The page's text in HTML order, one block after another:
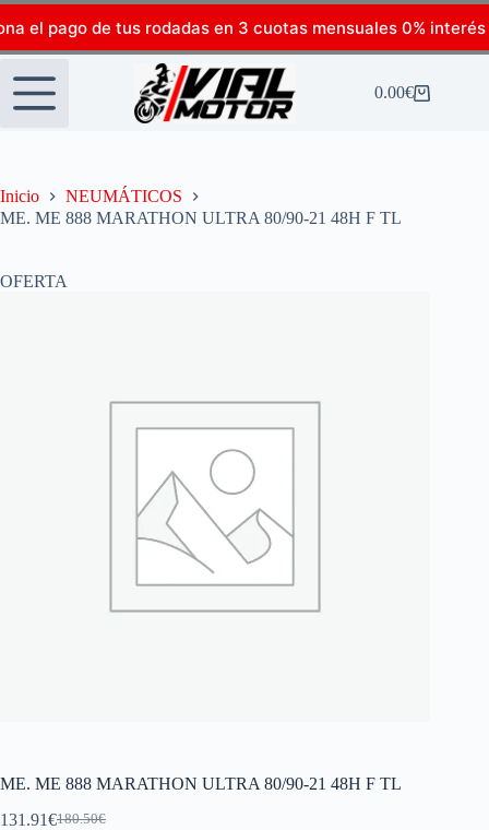
el pago de tus rodadas en 3 cuotas mensuales 0% interés
0.00€
Inicio
NEUMÁTICOS
ME. ME 888 MARATHON ULTRA 80/90-21 48H F TL
OFERTA
ME. ME 888 MARATHON ULTRA 80/90-21 48H F TL
180.50€
131.91€